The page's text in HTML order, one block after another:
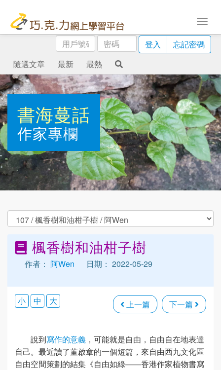
用
戶
號
碼
密
碼
登入
忘記密碼
隨選文章
最新 最熱
書海蔓話
作家專欄
楓香樹和油柑子樹
作者： 阿Wen 日期： 2022-05-29
上一篇 下一篇
小 中 大
說到寫作的意義 ，可能就是自由，自由自在地表達
自己。最近讀了董啟章的一個短篇，來自由西九文化區
自由空間策劃的結集《自由如綠——香港作家植物書寫